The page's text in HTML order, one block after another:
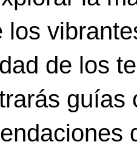
los
de los
guías